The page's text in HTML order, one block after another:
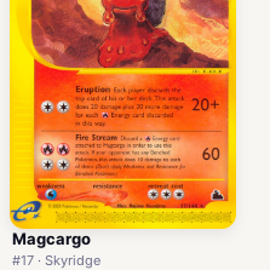
Magcargo
#17 · Skyridge